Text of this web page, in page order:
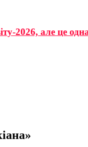
2026, але це